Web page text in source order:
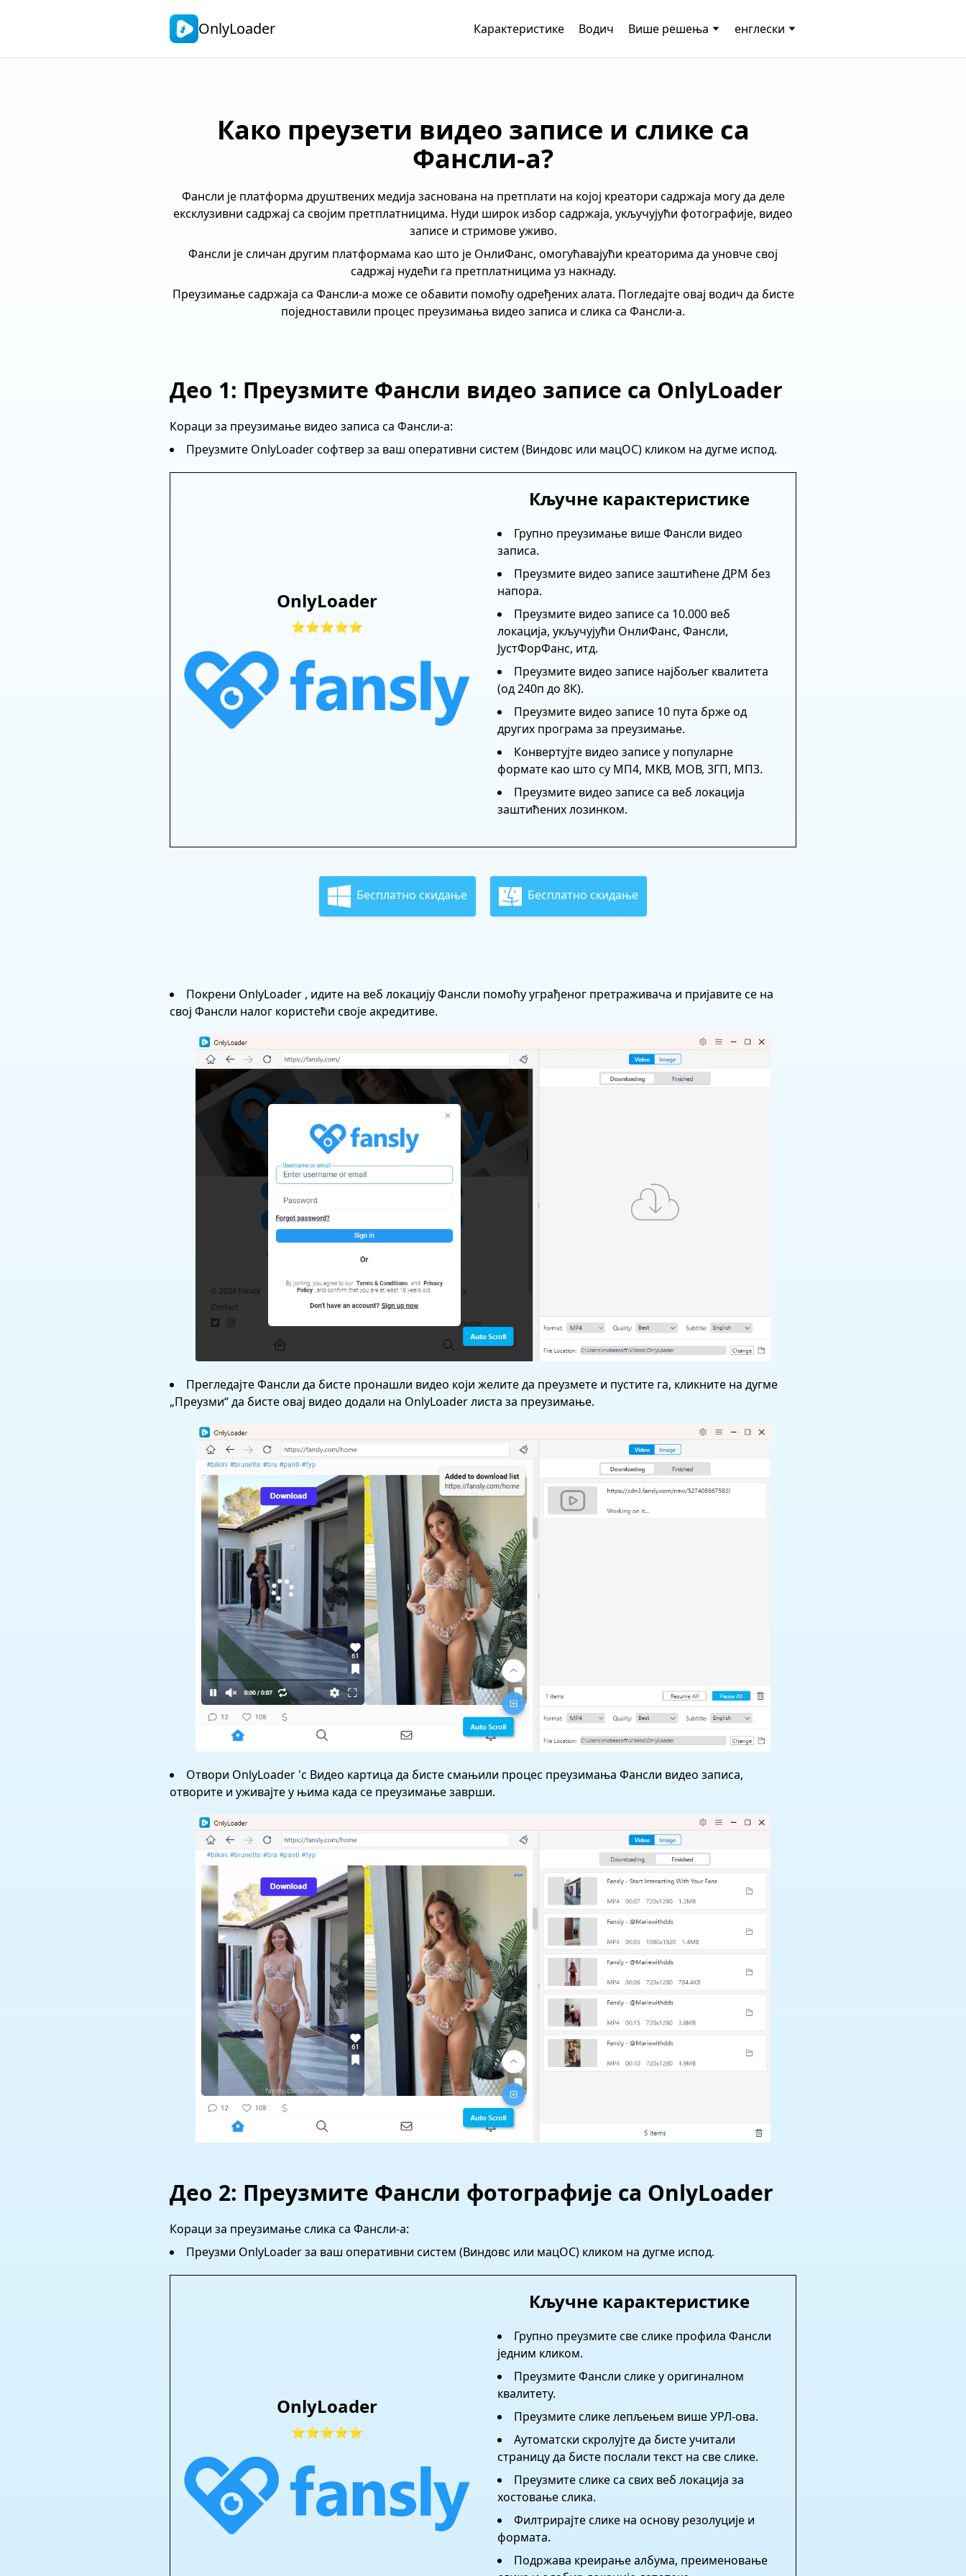
OnlyLoader Карактеристике Водич Више решења енглески
Како преузети видео записе и слике са
Фансли-а?
Фансли је платформа друштвених медија заснована на претплати на којој креатори садржаја могу да деле
ексклузивни садржај са својим претплатницима. Нуди широк избор садржаја, укључујући фотографије, видео
записе и стримове уживо.
Фансли је сличан другим платформама као што је ОнлиФанс, омогућавајући креаторима да уновче свој
садржај нудећи га претплатницима уз накнаду.
Преузимање садржаја са Фансли-а може се обавити помоћу одређених алата. Погледајте овај водич да бисте
поједноставили процес преузимања видео записа и слика са Фансли-а.
Део 1: Преузмите Фансли видео записе са OnlyLoader
Кораци за преузимање видео записа са Фансли-а:
Преузмите OnlyLoader софтвер за ваш оперативни систем (Виндовс или мацОС) кликом на дугме испод.
OnlyLoader
⭐⭐⭐⭐⭐
Кључне карактеристике
Групно преузимање више Фансли видео
записа.
Преузмите видео записе заштићене ДРМ без
напора.
Преузмите видео записе са 10.000 веб
локација, укључујући ОнлиФанс, Фансли,
ЈустФорФанс, итд.
Преузмите видео записе најбољег квалитета
(од 240п до 8К).
Преузмите видео записе 10 пута брже од
других програма за преузимање.
Конвертујте видео записе у популарне
формате као што су МП4, МКВ, МОВ, 3ГП, МП3.
Преузмите видео записе са веб локација
заштићених лозинком.
Бесплатно скидање Бесплатно скидање
Покрени OnlyLoader , идите на веб локацију Фансли помоћу уграђеног претраживача и пријавите се на
свој Фансли налог користећи своје акредитиве.
Прегледајте Фансли да бисте пронашли видео који желите да преузмете и пустите га, кликните на дугме
„Преузми“ да бисте овај видео додали на OnlyLoader листа за преузимање.
Отвори OnlyLoader 'с Видео картица да бисте смањили процес преузимања Фансли видео записа,
отворите и уживајте у њима када се преузимање заврши.
Део 2: Преузмите Фансли фотографије са OnlyLoader
Кораци за преузимање слика са Фансли-а:
Преузми OnlyLoader за ваш оперативни систем (Виндовс или мацОС) кликом на дугме испод.
OnlyLoader
⭐⭐⭐⭐⭐
Кључне карактеристике
Групно преузмите све слике профила Фансли
једним кликом.
Преузмите Фансли слике у оригиналном
квалитету.
Преузмите слике лепљењем више УРЛ-ова.
Аутоматски скролујте да бисте учитали
страницу да бисте послали текст на све слике.
Преузмите слике са свих веб локација за
хостовање слика.
Филтрирајте слике на основу резолуције и
формата.
Подржава креирање албума, преименовање